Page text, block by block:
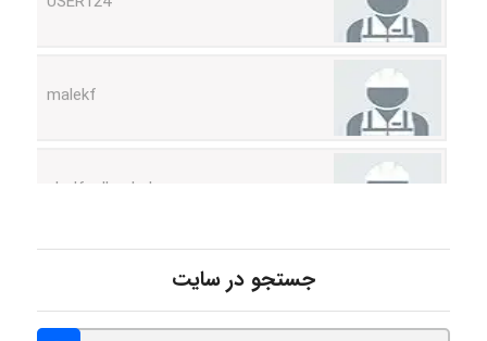
A.balandeh
جستجو در سایت